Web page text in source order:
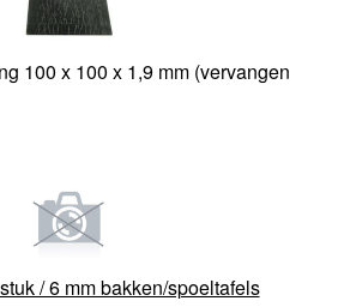
100 x 100 x 1,9 mm (vervangen
/ 6 mm bakken/spoeltafels